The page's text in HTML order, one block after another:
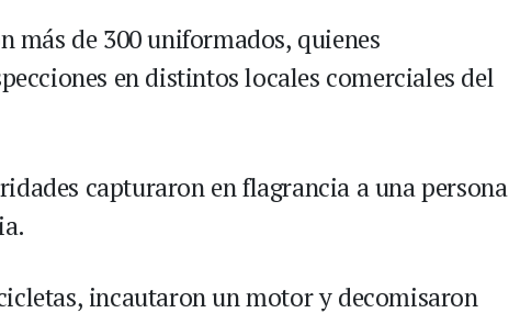
de 300 uniformados, quienes
en distintos locales comerciales del
capturaron en flagrancia a una persona
incautaron un motor y decomisaron